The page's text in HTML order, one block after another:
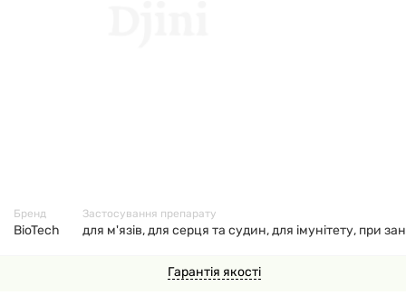
Гарантія якості
Бренд
BioTech
Застосування препарату
для м'язів, для серця та судин, для імунітету, при